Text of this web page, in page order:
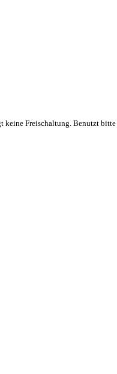
Freischaltung. Benutzt